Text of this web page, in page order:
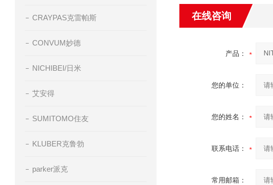
CRAYPAS克雷帕斯
CONVUM妙德
NICHIBEI/日米
艾安得
SUMITOMO住友
KLUBER克鲁勃
parker派克
在线咨询
产品：
您的单位：
您的姓名：
联系电话：
常用邮箱：